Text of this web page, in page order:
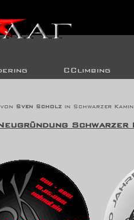
CClimbing
Sven Scholz in Schwarzer Kamin
Schwarzer